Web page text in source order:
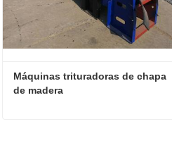
Máquinas trituradoras de chapa
de madera